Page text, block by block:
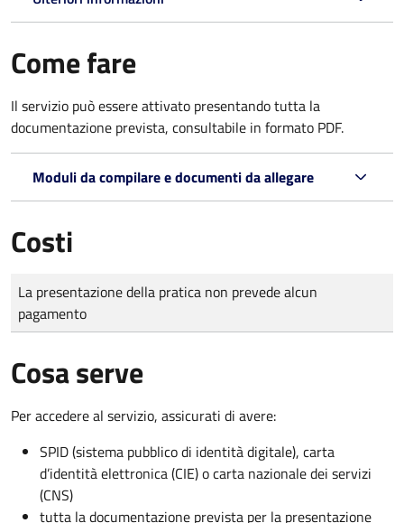
Come fare
Il servizio può essere attivato presentando tutta la
documentazione prevista, consultabile in formato PDF.
Moduli da compilare e documenti da allegare
Costi
Tipo di pagamento
Importo
La presentazione della pratica non prevede alcun
pagamento
Cosa serve
Per accedere al servizio, assicurati di avere:
SPID (sistema pubblico di identità digitale), carta
d’identità elettronica (CIE) o carta nazionale dei servizi
(CNS)
tutta la documentazione prevista per la presentazione